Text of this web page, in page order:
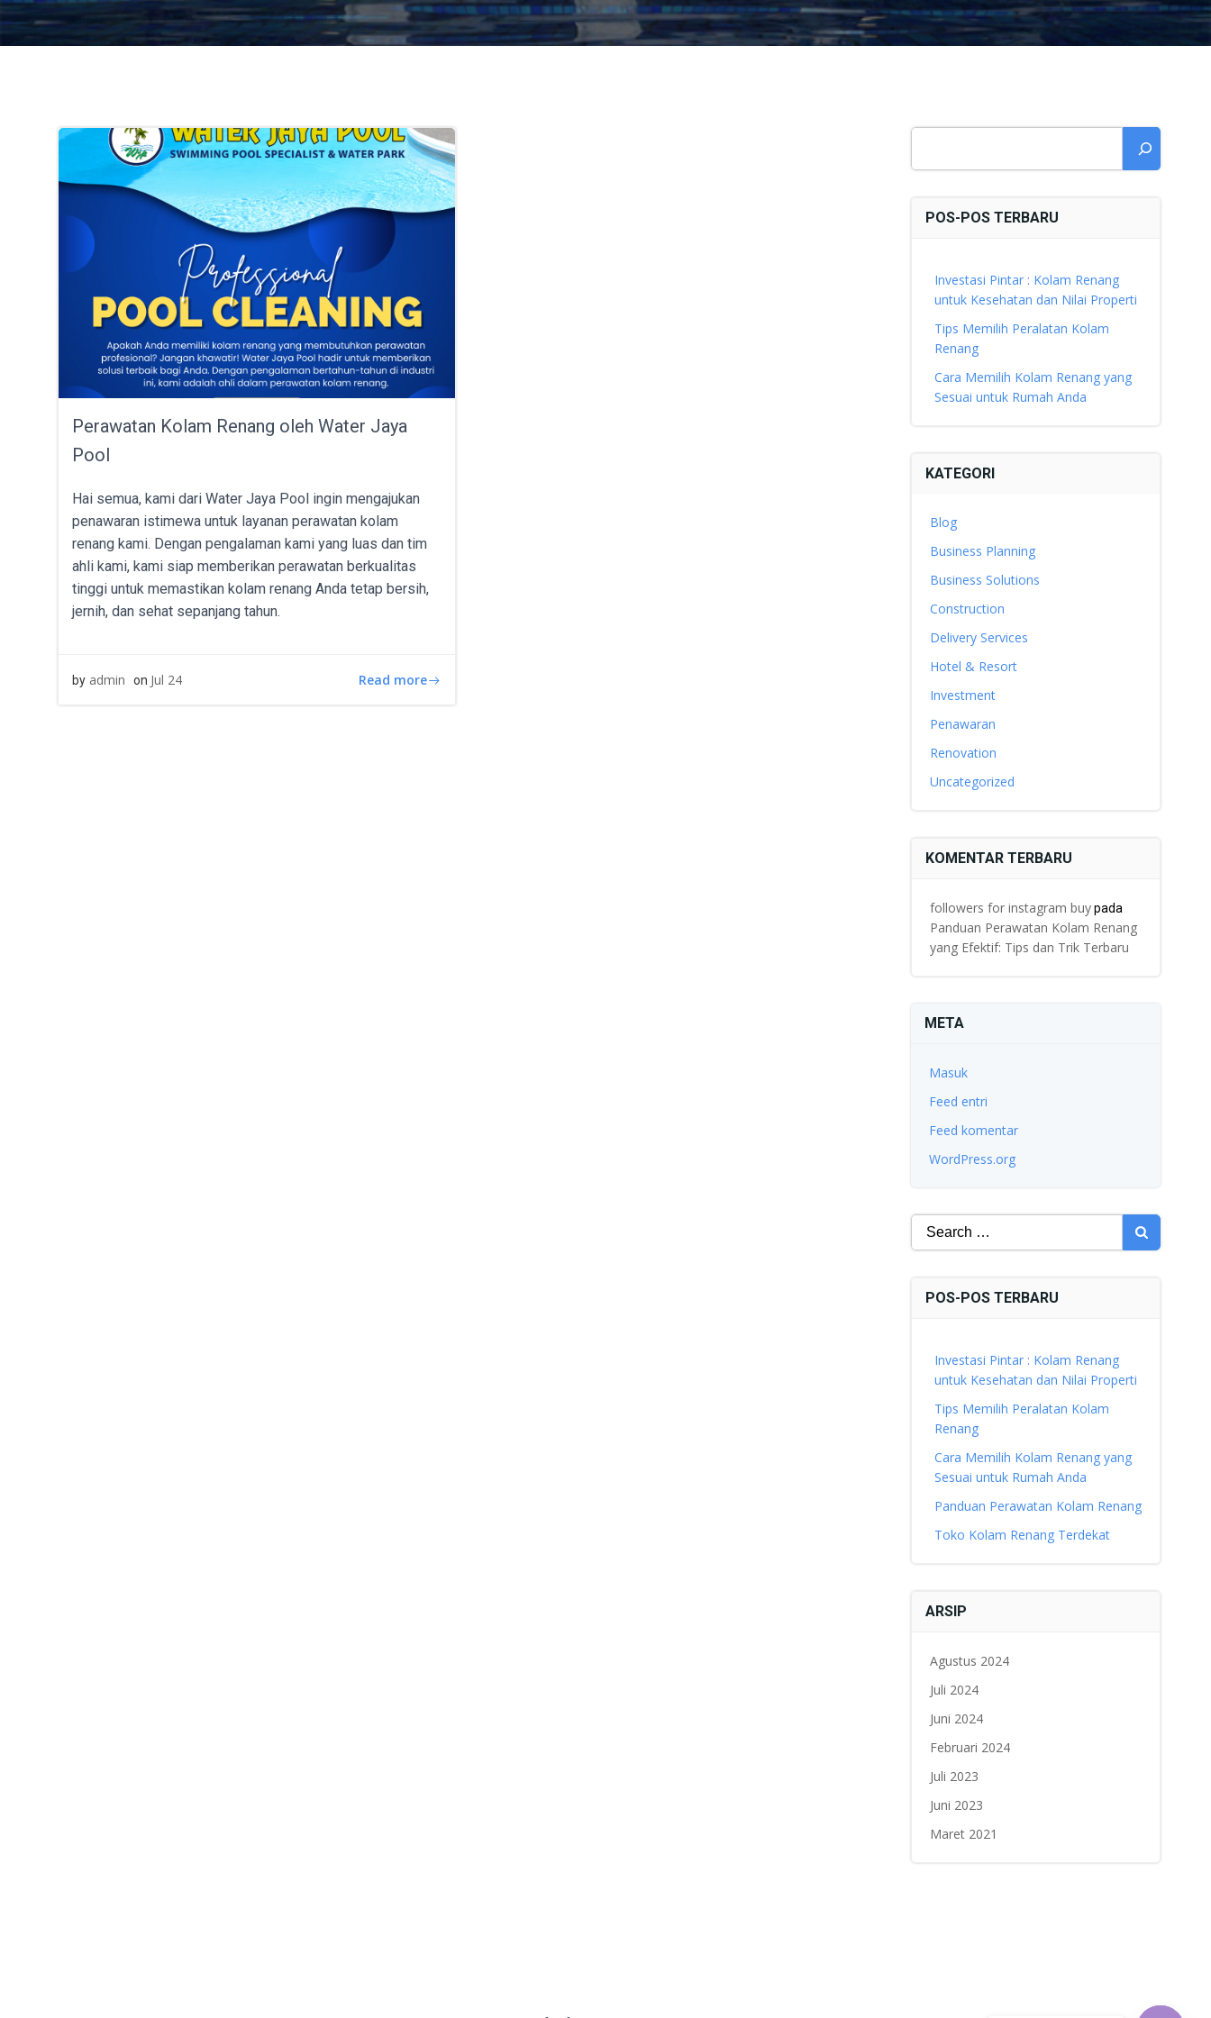
Perawatan Kolam Renang oleh Water Jaya
Pool
Hai semua, kami dari Water Jaya Pool ingin mengajukan
penawaran istimewa untuk layanan perawatan kolam
renang kami. Dengan pengalaman kami yang luas dan tim
ahli kami, kami siap memberikan perawatan berkualitas
tinggi untuk memastikan kolam renang Anda tetap bersih,
jernih, dan sehat sepanjang tahun.
by admin on Jul 24 Read more
POS-POS TERBARU
Investasi Pintar : Kolam Renang
untuk Kesehatan dan Nilai Properti
Tips Memilih Peralatan Kolam
Renang
Cara Memilih Kolam Renang yang
Sesuai untuk Rumah Anda
KATEGORI
Blog
Business Planning
Business Solutions
Construction
Delivery Services
Hotel & Resort
Investment
Penawaran
Renovation
Uncategorized
KOMENTAR TERBARU
followers for instagram buypada
Panduan Perawatan Kolam Renang
yang Efektif: Tips dan Trik Terbaru
META
Masuk
Feed entri
Feed komentar
WordPress.org
Search
for:
POS-POS TERBARU
Investasi Pintar : Kolam Renang
untuk Kesehatan dan Nilai Properti
Tips Memilih Peralatan Kolam
Renang
Cara Memilih Kolam Renang yang
Sesuai untuk Rumah Anda
Panduan Perawatan Kolam Renang
Toko Kolam Renang Terdekat
ARSIP
Agustus 2024
Juli 2024
Juni 2024
Februari 2024
Juli 2023
Juni 2023
Maret 2021